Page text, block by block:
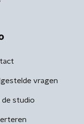
vragen
de studio